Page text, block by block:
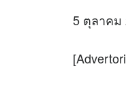
5 ตุลาคม